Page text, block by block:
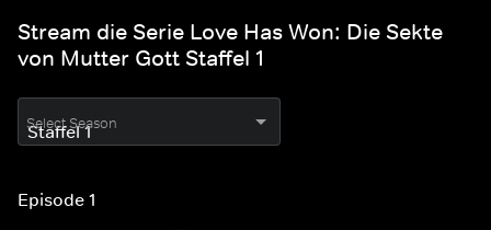
Stream die Serie Love Has Won: Die Sekte
von Mutter Gott Staffel 1
Select Season
Episode 1